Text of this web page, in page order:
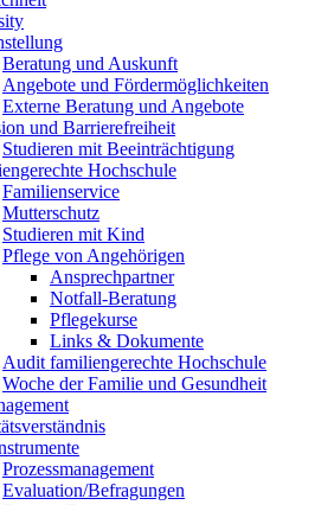
Beratung und Auskunft
Angebote und Fördermöglichkeiten
Externe Beratung und Angebote
und Barrierefreiheit
Studieren mit Beeinträchtigung
Hochschule
Familienservice
Mutterschutz
Studieren mit Kind
Pflege von Angehörigen
Ansprechpartner
Notfall-Beratung
Pflegekurse
Links & Dokumente
Audit familiengerechte Hochschule
Woche der Familie und Gesundheit
Prozessmanagement
Evaluation/Befragungen